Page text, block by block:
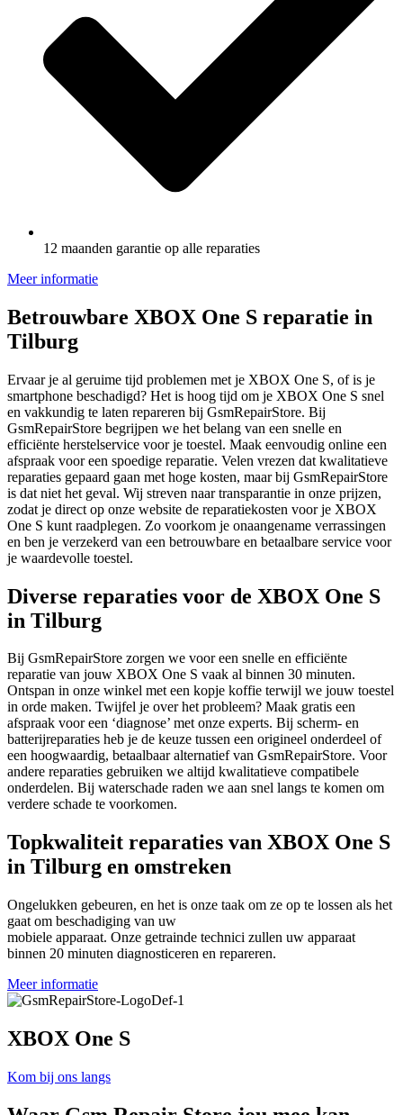
12 maanden garantie op alle reparaties
Meer informatie
Betrouwbare XBOX One S reparatie in
Tilburg
Ervaar je al geruime tijd problemen met je XBOX One S, of is je
smartphone beschadigd? Het is hoog tijd om je XBOX One S snel
en vakkundig te laten repareren bij GsmRepairStore. Bij
GsmRepairStore begrijpen we het belang van een snelle en
efficiënte herstelservice voor je toestel. Maak eenvoudig online een
afspraak voor een spoedige reparatie. Velen vrezen dat kwalitatieve
reparaties gepaard gaan met hoge kosten, maar bij GsmRepairStore
is dat niet het geval. Wij streven naar transparantie in onze prijzen,
zodat je direct op onze website de reparatiekosten voor je XBOX
One S kunt raadplegen. Zo voorkom je onaangename verrassingen
en ben je verzekerd van een betrouwbare en betaalbare service voor
je waardevolle toestel.
Diverse reparaties voor de XBOX One S
in Tilburg
Bij GsmRepairStore zorgen we voor een snelle en efficiënte
reparatie van jouw XBOX One S vaak al binnen 30 minuten.
Ontspan in onze winkel met een kopje koffie terwijl we jouw toestel
in orde maken. Twijfel je over het probleem? Maak gratis een
afspraak voor een ‘diagnose’ met onze experts. Bij scherm- en
batterijreparaties heb je de keuze tussen een origineel onderdeel of
een hoogwaardig, betaalbaar alternatief van GsmRepairStore. Voor
andere reparaties gebruiken we altijd kwalitatieve compatibele
onderdelen. Bij waterschade raden we aan snel langs te komen om
verdere schade te voorkomen.
Topkwaliteit reparaties van XBOX One S
in Tilburg en omstreken
Ongelukken gebeuren, en het is onze taak om ze op te lossen als het
gaat om beschadiging van uw
mobiele apparaat. Onze getrainde technici zullen uw apparaat
binnen 20 minuten diagnosticeren en repareren.
Meer informatie
XBOX One S
Kom bij ons langs